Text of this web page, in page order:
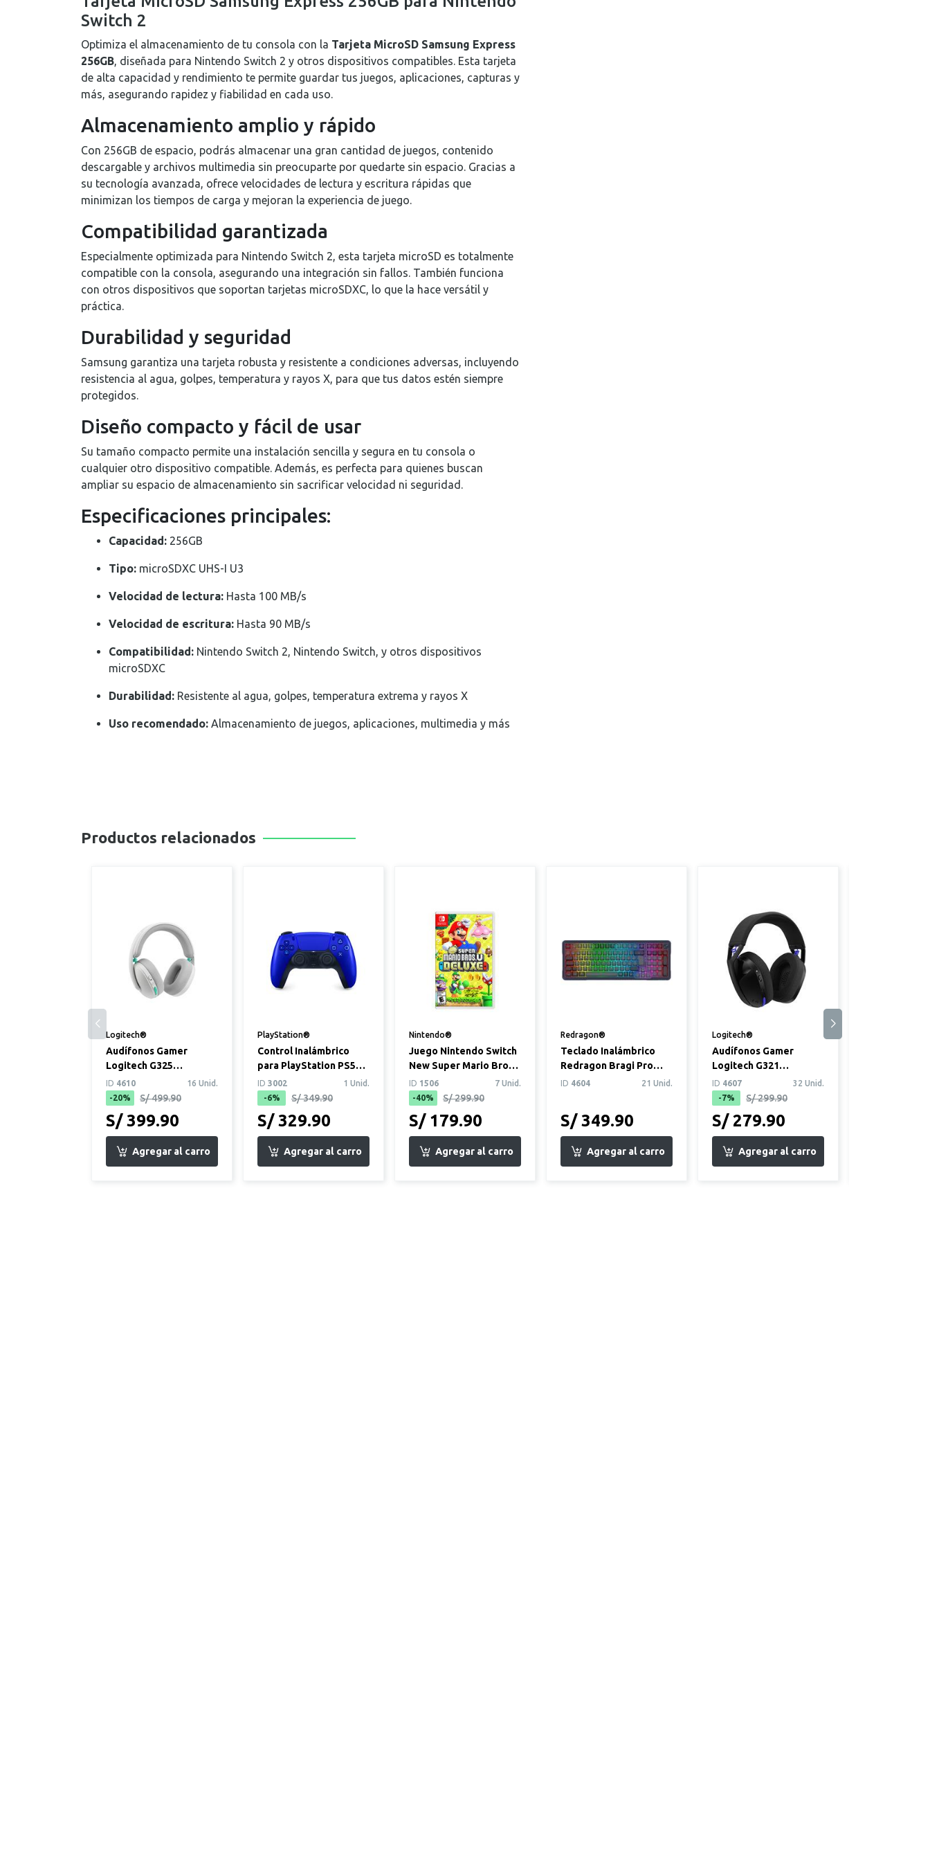
Switch 2
Optimiza el almacenamiento de tu consola con la Tarjeta MicroSD Samsung Express
256GB, diseñada para Nintendo Switch 2 y otros dispositivos compatibles. Esta tarjeta
de alta capacidad y rendimiento te permite guardar tus juegos, aplicaciones, capturas y
más, asegurando rapidez y fiabilidad en cada uso.
Almacenamiento amplio y rápido
Con 256GB de espacio, podrás almacenar una gran cantidad de juegos, contenido
descargable y archivos multimedia sin preocuparte por quedarte sin espacio. Gracias a
su tecnología avanzada, ofrece velocidades de lectura y escritura rápidas que
minimizan los tiempos de carga y mejoran la experiencia de juego.
Compatibilidad garantizada
Especialmente optimizada para Nintendo Switch 2, esta tarjeta microSD es totalmente
compatible con la consola, asegurando una integración sin fallos. También funciona
con otros dispositivos que soportan tarjetas microSDXC, lo que la hace versátil y
práctica.
Durabilidad y seguridad
Samsung garantiza una tarjeta robusta y resistente a condiciones adversas, incluyendo
resistencia al agua, golpes, temperatura y rayos X, para que tus datos estén siempre
protegidos.
Diseño compacto y fácil de usar
Su tamaño compacto permite una instalación sencilla y segura en tu consola o
cualquier otro dispositivo compatible. Además, es perfecta para quienes buscan
ampliar su espacio de almacenamiento sin sacrificar velocidad ni seguridad.
Especificaciones principales:
Capacidad: 256GB
Tipo: microSDXC UHS-I U3
Velocidad de lectura: Hasta 100 MB/s
Velocidad de escritura: Hasta 90 MB/s
Compatibilidad: Nintendo Switch 2, Nintendo Switch, y otros dispositivos
microSDXC
Durabilidad: Resistente al agua, golpes, temperatura extrema y rayos X
Uso recomendado: Almacenamiento de juegos, aplicaciones, multimedia y más
Productos relacionados
Logitech®
Audífonos Gamer
Logitech G325
Lightspeed Blanco
ID 4610
16 Unid.
-20%
S/ 499.90
S/ 399.90
PlayStation®
Control Inalámbrico
para PlayStation PS5
DualSense Azul Cobalto
ID 3002
1 Unid.
-6%
S/ 349.90
S/ 329.90
Nintendo®
Juego Nintendo Switch
New Super Mario Bros.
U Deluxe
ID 1506
7 Unid.
-40%
S/ 299.90
S/ 179.90
Redragon®
Teclado Inalámbrico
Redragon Bragi Pro
K688GB
ID 4604 21 Unid.
S/ 349.90
Logitech®
Audífonos Gamer
Logitech G321
Lightspeed Negro
ID 4607
32 Unid.
-7%
S/ 299.90
S/ 279.90